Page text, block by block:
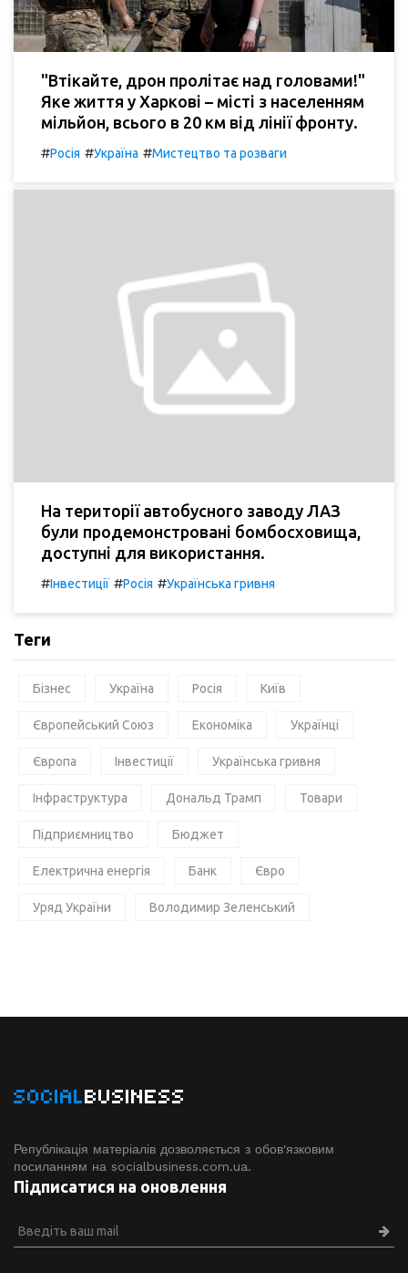
"Втікайте, дрон пролітає над головами!"
Яке життя у Харкові – місті з населенням
мільйон, всього в 20 км від лінії фронту.
#Росія #Україна #Мистецтво та розваги
На території автобусного заводу ЛАЗ
були продемонстровані бомбосховища,
доступні для використання.
#Інвестиції #Росія #Українська гривня
Теги
Бізнес Україна Росія Київ
Європейський Союз Економіка Українці
Європа Інвестиції Українська гривня
Інфраструктура Дональд Трамп Товари
Підприємництво Бюджет
Електрична енергія Банк Євро
Уряд України Володимир Зеленський
SOCIALBUSINESS
Републікація матеріалів дозволяється з обов'язковим
посиланням на socialbusiness.com.ua.
Підписатися на оновлення